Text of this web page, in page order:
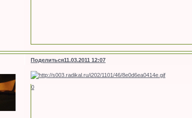
Поделиться11.03.2011 12:07
0